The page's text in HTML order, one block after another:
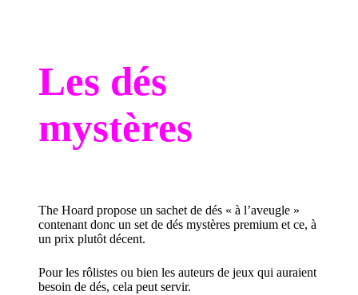
Les dés
mystères
The Hoard propose un sachet de dés « à l’aveugle »
contenant donc un set de dés mystères premium et ce, à
un prix plutôt décent.
Pour les rôlistes ou bien les auteurs de jeux qui auraient
besoin de dés, cela peut servir.